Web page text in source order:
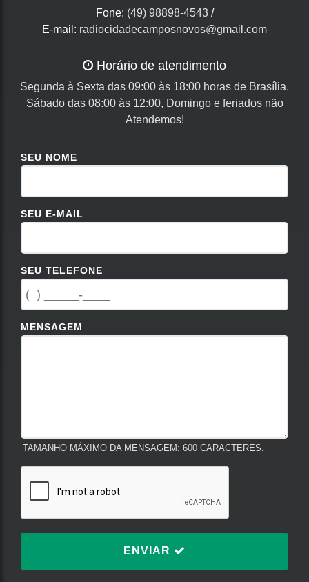
Fone: (49) 98898-4543/
E-mail: radiocidadecamposnovos@gmail.com
Horário de atendimento
Segunda à Sexta das 09:00 às 18:00 horas de Brasília.
Sábado das 08:00 às 12:00, Domingo e feriados não
Atendemos!
SEU NOME
SEU E-MAIL
SEU TELEFONE
MENSAGEM
TAMANHO MÁXIMO DA MENSAGEM: 600 CARACTERES.
ENVIAR